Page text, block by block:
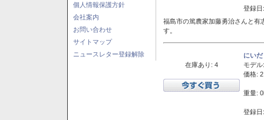
個人情報保護方針
会社案内
お問い合わせ
サイトマップ
ニュースレター登録解除
登録
福島市の篤農家加藤勇治さんと有
す。
在庫あり: 4
にい
モデル:
価格:
重量:
登録